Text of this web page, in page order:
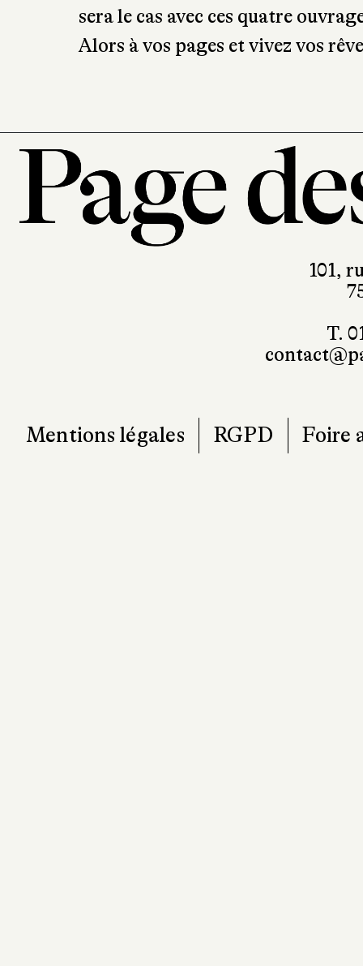
partagent autour d'un bon feu,
sera le cas avec ces quatre
101,
T.